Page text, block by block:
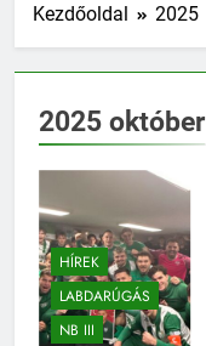
Kezdőoldal 2025
2025 október
HÍREK
LABDARÚGÁS
NB III